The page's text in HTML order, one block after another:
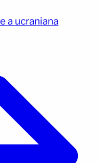
San Francisco, en
en video y
Por qué importa:
a ucraniana